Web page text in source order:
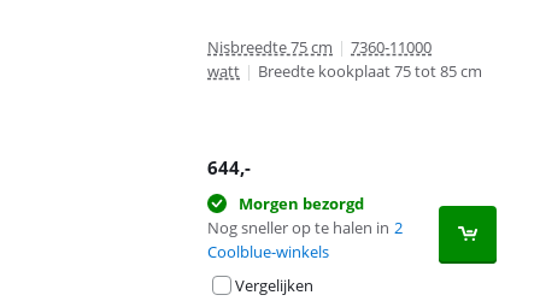
Nisbreedte 75 cm | 7360-11000
watt | Breedte kookplaat 75 tot 85 cm
644,-
Morgen bezorgd
Nog sneller op te halen in 2
Coolblue-winkels
Vergelijken